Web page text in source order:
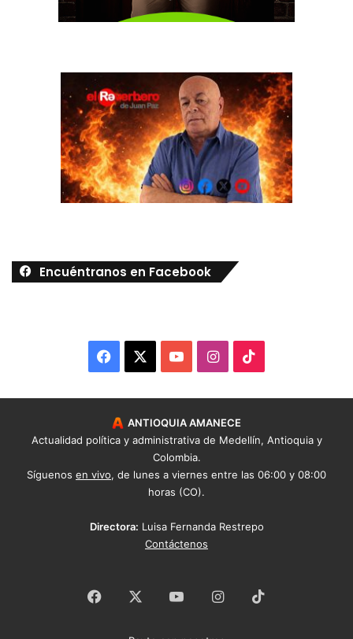
Encuéntranos en Facebook
Facebook YouTubeInstagram
ANTIOQUIA AMANECE
Actualidad política y administrativa de Medellín, Antioquia y
Colombia.
Síguenos en vivo, de lunes a viernes entre las 06:00 y 08:00
horas (CO).
Directora: Luisa Fernanda Restrepo
Contáctenos
Facebook YouTubeInstagram